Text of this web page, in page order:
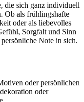
die sich ganz individuell
Ob als frühlingshafte
oder als liebevolles
Sorgfalt und Sinn
Note in sich.
oder persönlichen
oder